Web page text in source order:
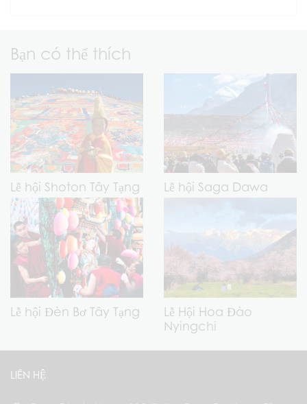
Bạn có thể thích
Lễ hội Shoton Tây Tạng Lễ hội Saga Dawa
Lễ hội Đèn Bơ Tây Tạng
Lễ Hội Hoa Đào
Nyingchi
LIÊN HỆ